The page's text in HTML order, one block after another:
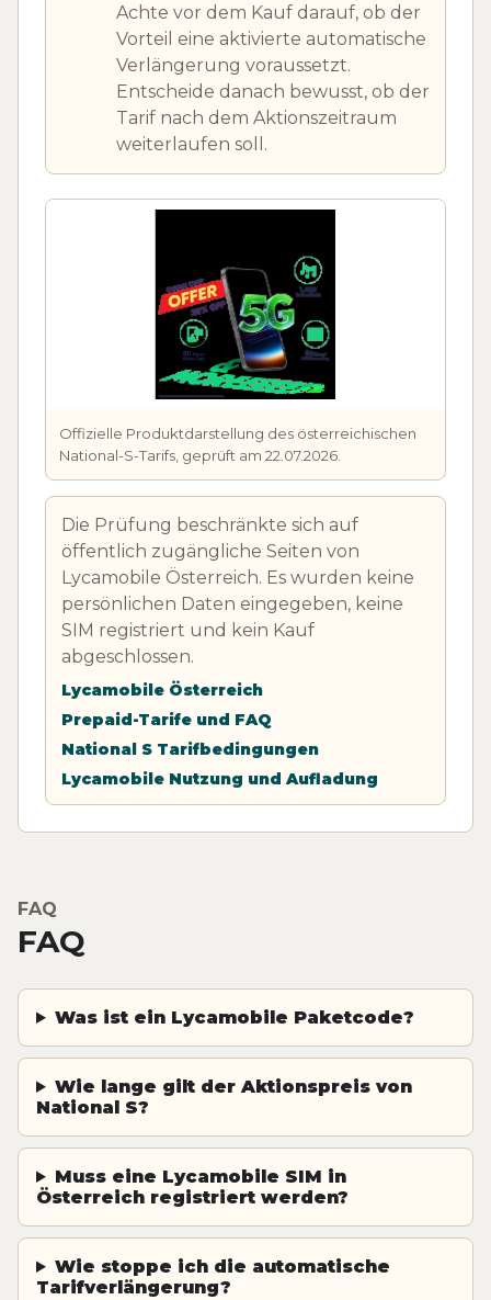
Achte vor dem Kauf darauf, ob der
Vorteil eine aktivierte automatische
Verlängerung voraussetzt.
Entscheide danach bewusst, ob der
Tarif nach dem Aktionszeitraum
weiterlaufen soll.
Offizielle Produktdarstellung des österreichischen
National-S-Tarifs, geprüft am 22.07.2026.
Die Prüfung beschränkte sich auf
öffentlich zugängliche Seiten von
Lycamobile Österreich. Es wurden keine
persönlichen Daten eingegeben, keine
SIM registriert und kein Kauf
abgeschlossen.
Lycamobile Österreich
Prepaid-Tarife und FAQ
National S Tarifbedingungen
Lycamobile Nutzung und Aufladung
FAQ
FAQ
Was ist ein Lycamobile Paketcode?
Wie lange gilt der Aktionspreis von
National S?
Muss eine Lycamobile SIM in
Österreich registriert werden?
Wie stoppe ich die automatische
Tarifverlängerung?